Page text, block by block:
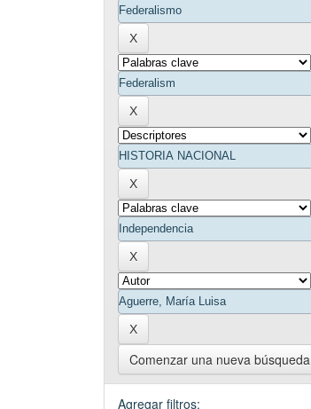
Comenzar una nueva búsqueda
Agregar filtros: